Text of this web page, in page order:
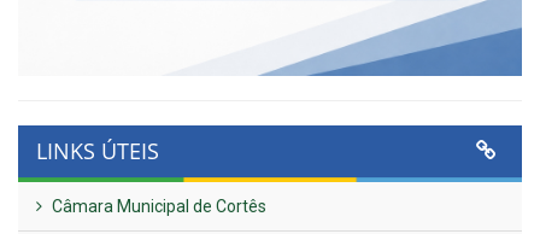
LINKS ÚTEIS
Câmara Municipal de Cortês